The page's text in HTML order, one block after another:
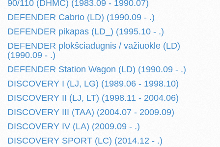
90/110 (DHMC) (1983.09 - 1990.07)
DEFENDER Cabrio (LD) (1990.09 - .)
DEFENDER pikapas (LD_) (1995.10 - .)
DEFENDER plokšciadugnis / važiuokle (LD)
(1990.09 - .)
DEFENDER Station Wagon (LD) (1990.09 - .)
DISCOVERY I (LJ, LG) (1989.06 - 1998.10)
DISCOVERY II (LJ, LT) (1998.11 - 2004.06)
DISCOVERY III (TAA) (2004.07 - 2009.09)
DISCOVERY IV (LA) (2009.09 - .)
DISCOVERY SPORT (LC) (2014.12 - .)